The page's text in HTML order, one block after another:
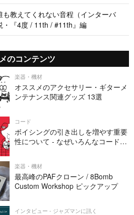
も教えてくれない音程（インターバ
・『4度 / 11th / #11th』編
のコンテンツ
楽器・機材
オススメのアクセサリー・ギターメ
ンテナンス関連グッズ 13選
コード
ボイシングの引き出しを増やす重要
性について - なぜいろんなコードフ
楽器・機材
最高峰のPAFクローン / 8Bomb
Custom Workshop ピックアップ
インタビュー - ジャズマンに訊く